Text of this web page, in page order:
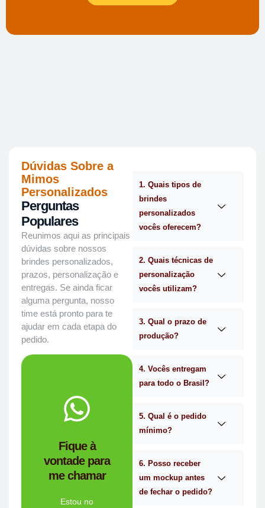
Dúvidas Sobre a
Mimos
Personalizados
Perguntas
Populares
Reunimos aqui as principais
dúvidas sobre nossos
brindes personalizados,
prazos, personalização e
entregas. Se ainda ficar
alguma pergunta, nosso
time está pronto para te
ajudar em cada etapa do
pedido.
Fique à
vontade para
me chamar
Estou no
Tem dúvidas se a
Personalizado é a
empresa de
brindes certa para
Me chama
no
1. Quais tipos de
brindes
personalizados
vocês oferecem?
2. Quais técnicas de
personalização
vocês utilizam?
3. Qual o prazo de
produção?
4. Vocês entregam
para todo o Brasil?
5. Qual é o pedido
mínimo?
6. Posso receber
um mockup antes
de fechar o pedido?